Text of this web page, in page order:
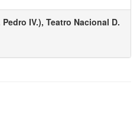
IV.), Teatro Nacional D.